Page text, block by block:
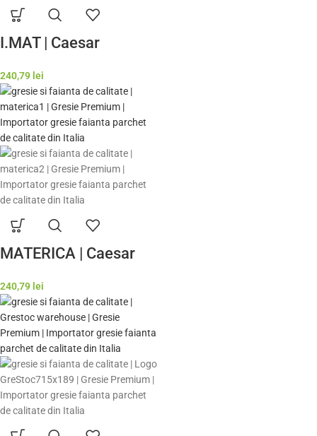
I.MAT | Caesar
240,79 lei
MATERICA | Caesar
240,79 lei